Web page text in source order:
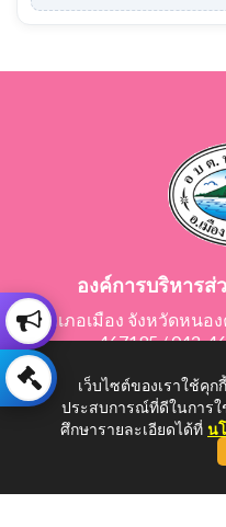
องค์การบริหารส่
อำเภอเมือง จังหวัดหน
467195 / 042-
E-Mail:
เว็บไซต์ของเราใช้คุ
ประสบการณ์ที่ดีในการ
ศึกษารายละเอียดได้ที่ น